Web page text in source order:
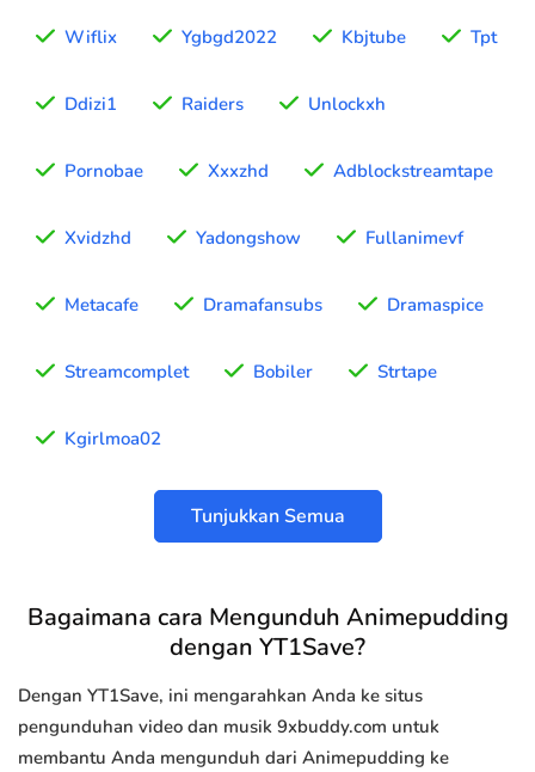
Wiflix Ygbgd2022 Kbjtube Tpt
Ddizi1 Raiders Unlockxh
Pornobae Xxxzhd Adblockstreamtape
Xvidzhd Yadongshow Fullanimevf
Metacafe Dramafansubs Dramaspice
Streamcomplet Bobiler Strtape
Kgirlmoa02
Tunjukkan Semua
Bagaimana cara Mengunduh Animepudding
dengan YT1Save?
Dengan YT1Save, ini mengarahkan Anda ke situs
pengunduhan video dan musik 9xbuddy.com untuk
membantu Anda mengunduh dari Animepudding ke